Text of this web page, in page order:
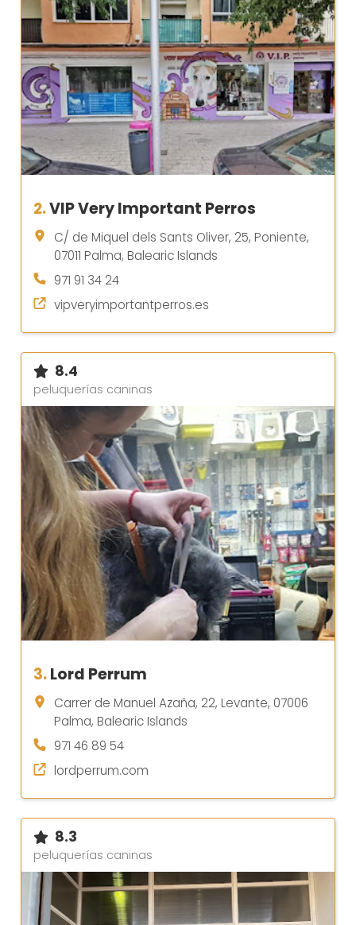
2.VIP Very Important Perros
C/ de Miquel dels Sants Oliver, 25, Poniente,
07011 Palma, Balearic Islands
971 91 34 24
vipveryimportantperros.es
8.4
peluquerías caninas
3.Lord Perrum
Carrer de Manuel Azaña, 22, Levante, 07006
Palma, Balearic Islands
971 46 89 54
lordperrum.com
8.3
peluquerías caninas